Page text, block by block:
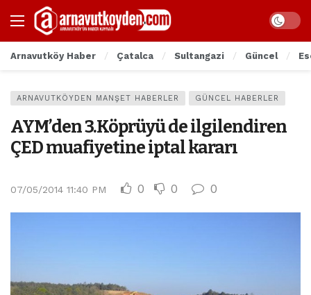
Arnavutköy Haber Çatalca Sultangazi Güncel
ARNAVUTKÖYDEN MANŞET HABERLER GÜNCEL HABERLER
AYM’den 3.Köprüyü de ilgilendiren
ÇED muafiyetine iptal kararı
07/05/2014 11:40 PM 0 0 0